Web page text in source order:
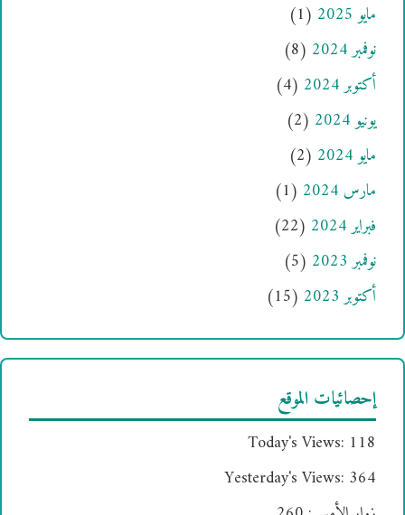
مايو 2025
(1)
نوفمبر 2024
(8)
أكتوبر 2024
(4)
يونيو 2024
(2)
مايو 2024
(2)
مارس 2024
(1)
فبراير 2024
(22)
نوفمبر 2023
(5)
أكتوبر 2023
(15)
إحصائيات الموقع
Today's Views: 118
Yesterday's Views: 364